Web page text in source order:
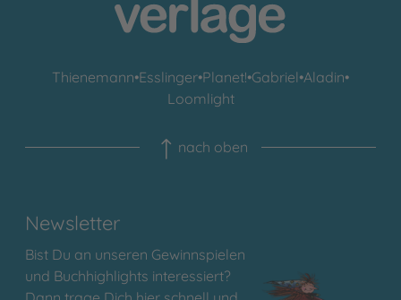
Thienemann•Esslinger•Planet!•Gabriel•Aladin•
Loomlight
nach oben
Newsletter
Bist Du an unseren Gewinnspielen
und Buchhighlights interessiert?